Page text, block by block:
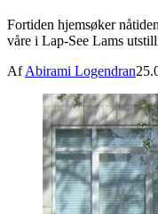
Fortiden hjemsøker
våre i Lap-See Lams
AfAbirami Logendran